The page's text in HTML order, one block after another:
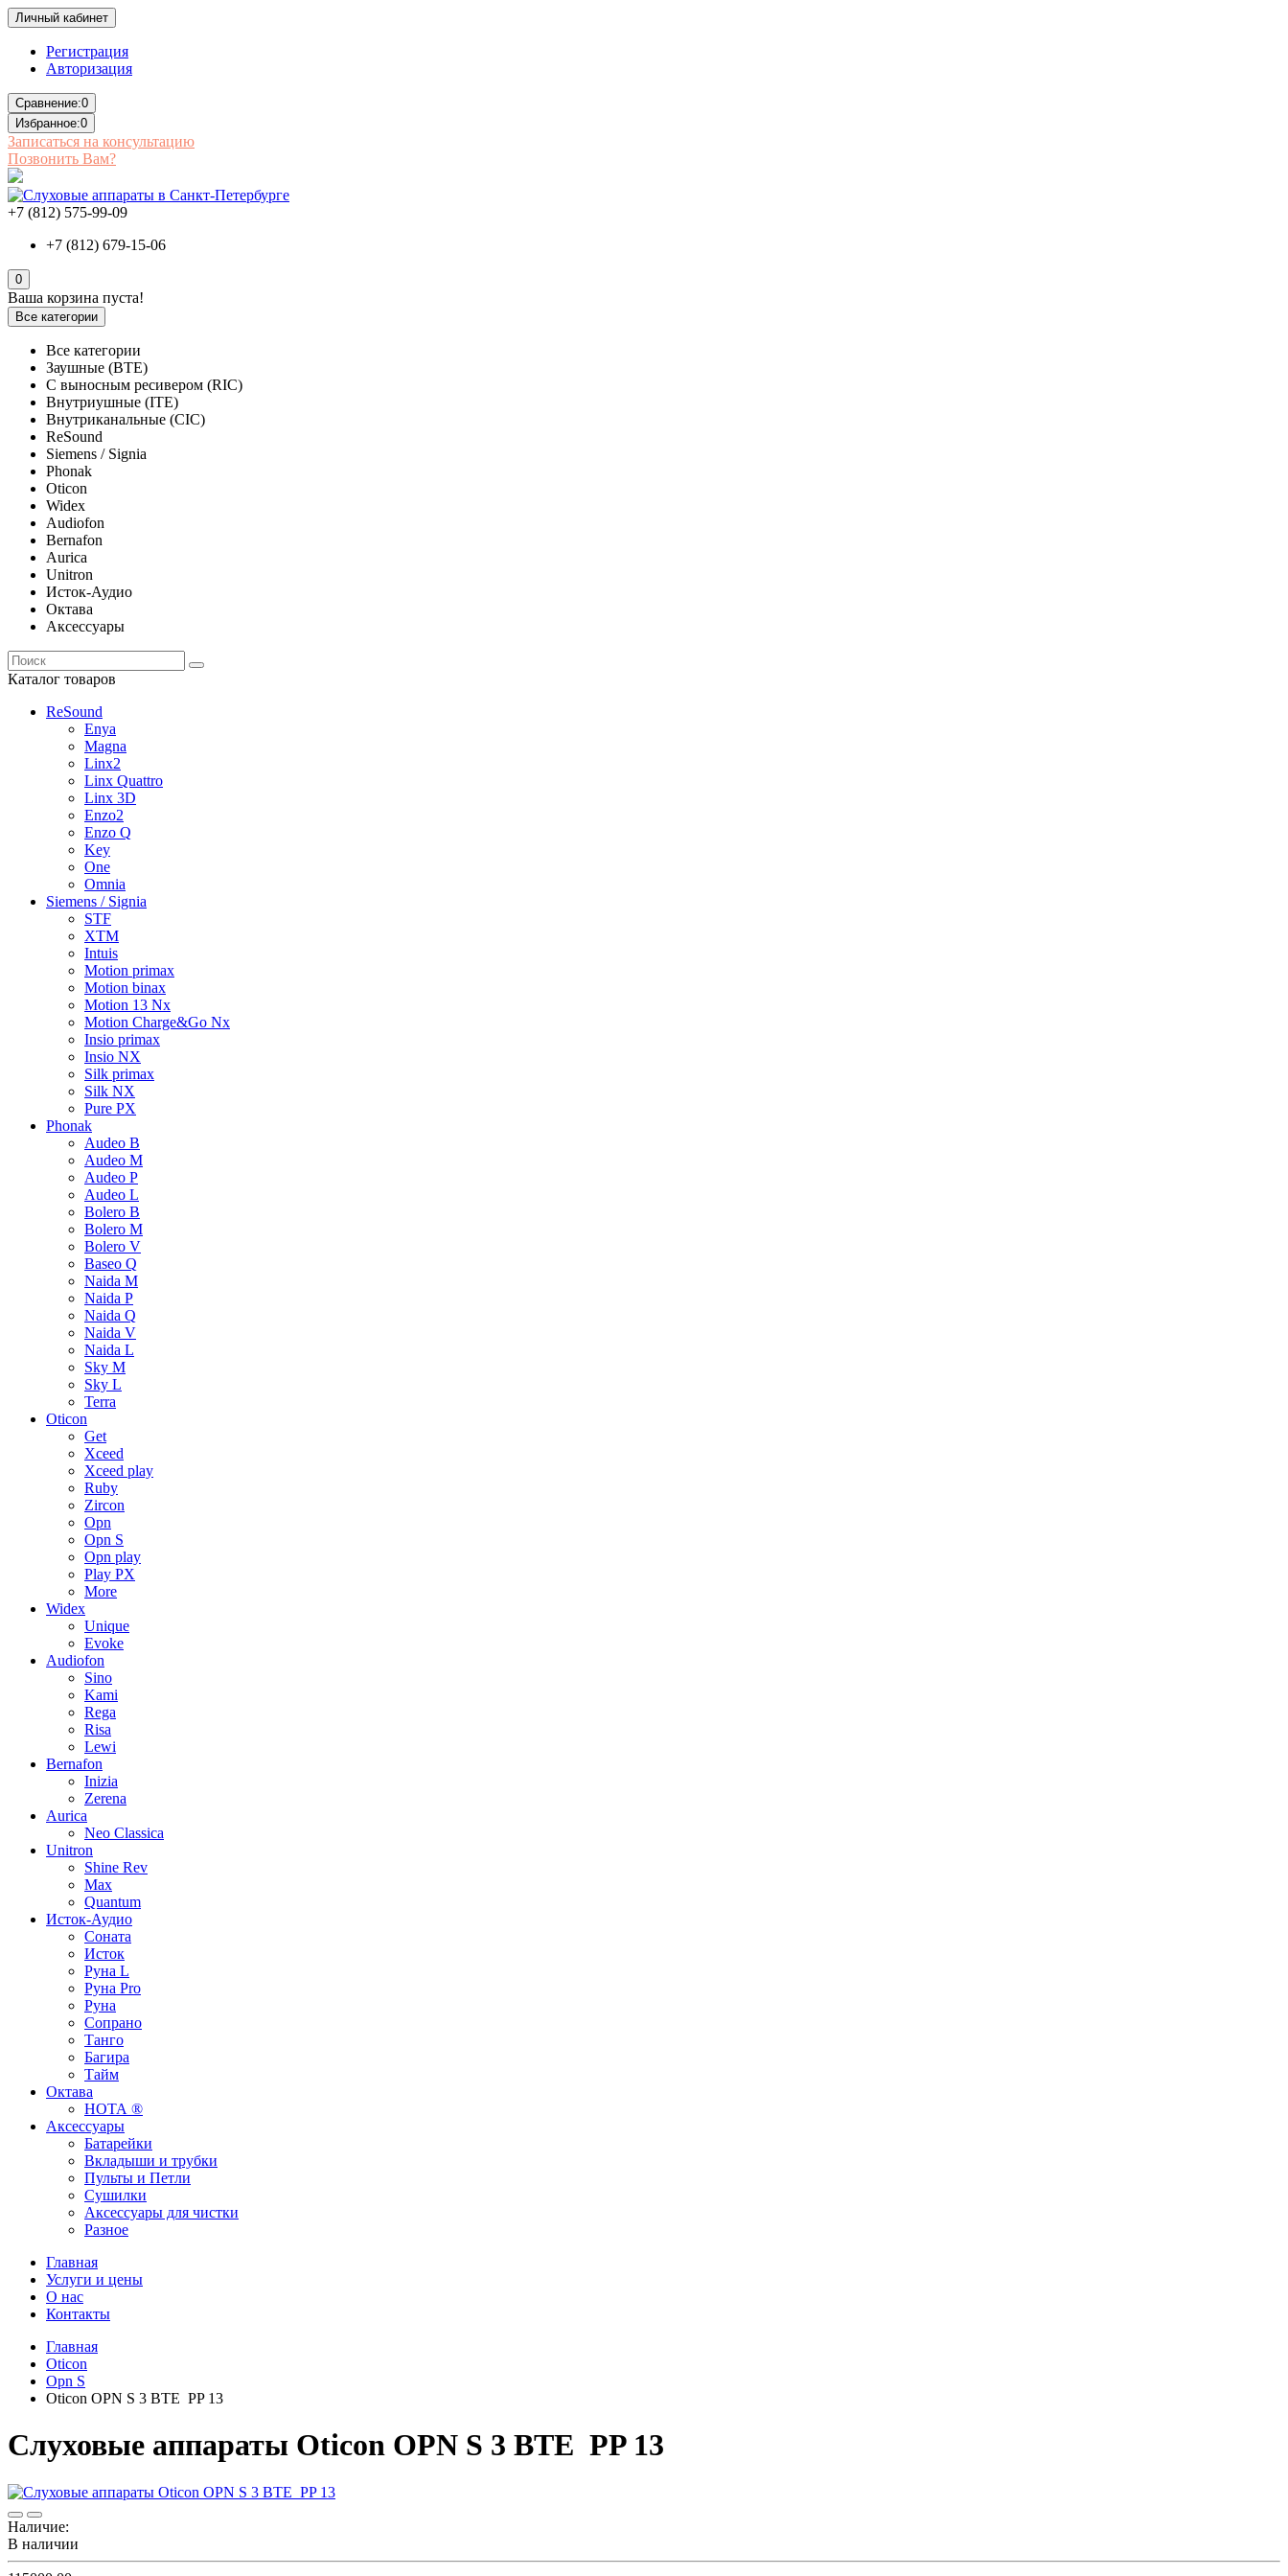
Личный кабинет
Регистрация
Авторизация
Сравнение:0
Избранное:0
Записаться на консультацию
Позвонить Вам?
+7 (812) 575-99-09
+7 (812) 679-15-06
0
Ваша корзина пуста!
Все категории
Все категории
Заушные (BTE)
С выносным ресивером (RIC)
Внутриушные (ITE)
Внутриканальные (CIC)
ReSound
Siemens / Signia
Phonak
Oticon
Widex
Audiofon
Bernafon
Aurica
Unitron
Исток-Аудио
Октава
Аксессуары
Каталог товаров
ReSound
Enya
Magna
Linx2
Linx Quattro
Linx 3D
Enzo2
Enzo Q
Key
One
Omnia
Siemens / Signia
STF
XTM
Intuis
Motion primax
Motion binax
Motion 13 Nx
Motion Charge&Go Nx
Insio primax
Insio NX
Silk primax
Silk NX
Pure PX
Phonak
Audeo B
Audeo M
Audeo P
Audeo L
Bolero B
Bolero M
Bolero V
Baseo Q
Naida M
Naida P
Naida Q
Naida V
Naida L
Sky M
Sky L
Terra
Oticon
Get
Xceed
Xceed play
Ruby
Zircon
Opn
Opn S
Opn play
Play PX
More
Widex
Unique
Evoke
Audiofon
Sino
Kami
Rega
Risa
Lewi
Bernafon
Inizia
Zerena
Aurica
Neo Classica
Unitron
Shine Rev
Max
Quantum
Исток-Аудио
Соната
Исток
Руна L
Руна Pro
Руна
Сопрано
Танго
Багира
Тайм
Октава
НОТА ®
Аксессуары
Батарейки
Вкладыши и трубки
Пульты и Петли
Сушилки
Аксессуары для чистки
Разное
Главная
Услуги и цены
О нас
Контакты
Главная
Oticon
Opn S
Oticon OPN S 3 BTE PP 13
Слуховые аппараты Oticon OPN S 3 BTE PP 13
Наличие:
В наличии